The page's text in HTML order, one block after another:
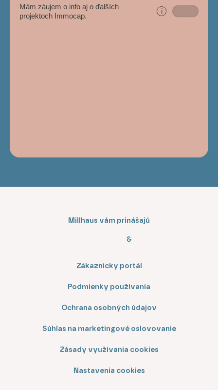
Mám záujem o info aj o ďalších
projektoch Immocap.
i
Millhaus vám prinášajú
&
Zákaznícky portál
Podmienky používania
Ochrana osobných údajov
Súhlas na marketingové oslovovanie
Zásady využívania cookies
Nastavenia cookies